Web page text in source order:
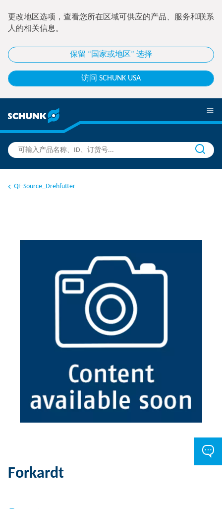
更改地区选项，查看您所在区域可供应的产品、服务和联系
人的相关信息。
保留 “国家或地区” 选择
访问 SCHUNK USA
QF-Source_Drehfutter
Forkardt